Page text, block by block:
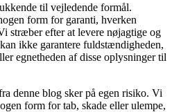
til vejledende formål.
form for garanti, hverken
stræber efter at levere nøjagtige og
ikke garantere fuldstændigheden,
egnetheden af disse oplysninger til
denne blog sker på egen risiko. Vi
form for tab, skade eller ulempe,